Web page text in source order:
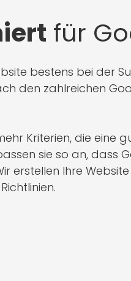
für
bestens bei der
den zahlreichen
Kriterien, die eine
sie so an, dass
erstellen Ihre